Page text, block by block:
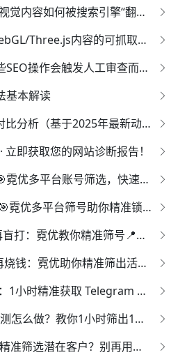
图像-文本语义对齐：视觉内容如何被搜索引擎“翻译”为排名信号？
3D模型索引突破：WebGL/Three.js内容的可抓取性与权重分配模型
算法容忍度测试：哪些SEO操作会触发人工审查而非惩罚？
基本解读
百度SEO与谷歌算法对比分析（基于2025年最新动态）
立即获取您的网站诊断报告！
🌍全球引流怎么破？🎯霓优多平台账号筛选，快速定位高活跃用户💡
🌍 海外营销新突破！🎯霓优多平台筛号助你精准锁定目标客户💡
💬 Telegram引流不再盲打：霓优教你精准筛号📍高效私域转化📈
📣 Facebook推广不再烧钱：霓优助你精准筛出活跃账号🎯📊
🚀 数字货币推广神器：1小时精准获取 Telegram 实名活跃账号 📊🔥
Telegram账号批量检测怎么做？教你1小时筛出1亿用户！
如何通过 WhatsApp 精准筛选潜在客户？别再用手工方法了！